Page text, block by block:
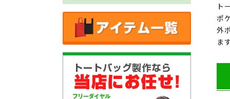
種類から選ぶ
用途から選ぶ
特集から選ぶ
サイズから選ぶ
ト
ポ
外
ま